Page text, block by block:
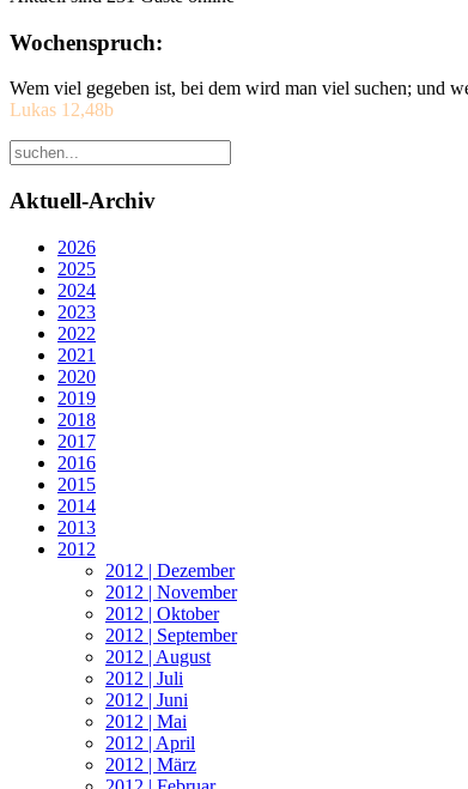
Wochenspruch:
Wem viel gegeben ist, bei dem wird man viel suchen; und
Lukas 12,48b
Aktuell-Archiv
2026
2025
2024
2023
2022
2021
2020
2019
2018
2017
2016
2015
2014
2013
2012
2012 | Dezember
2012 | November
2012 | Oktober
2012 | September
2012 | August
2012 | Juli
2012 | Juni
2012 | Mai
2012 | April
2012 | März